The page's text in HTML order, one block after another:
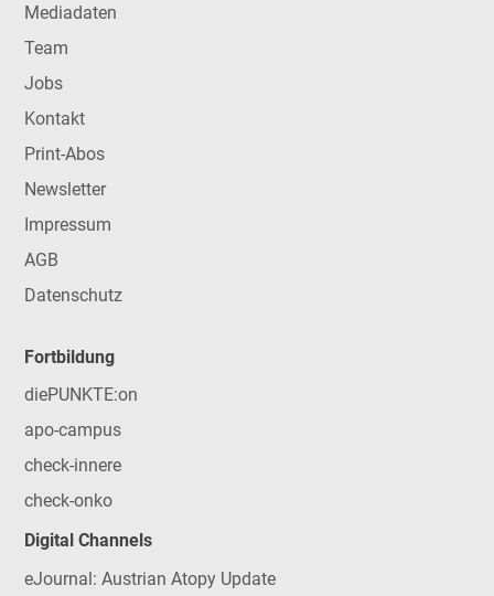
Mediadaten
Team
Jobs
Kontakt
Print-Abos
Newsletter
Impressum
AGB
Datenschutz
Fortbildung
diePUNKTE:on
apo-campus
check-innere
check-onko
Digital Channels
eJournal: Austrian Atopy Update